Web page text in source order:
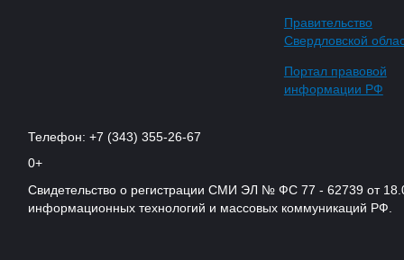
Правительство
Свердловской
Портал правовой
информации РФ
Телефон: +7 (343) 355-26-67
0+
Свидетельство о регистрации СМИ ЭЛ № ФС 77 - 62739 от
информационных технологий и массовых коммуникаций РФ.